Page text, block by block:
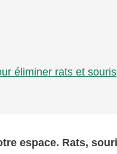
éliminer rats et souris
espace. Rats,